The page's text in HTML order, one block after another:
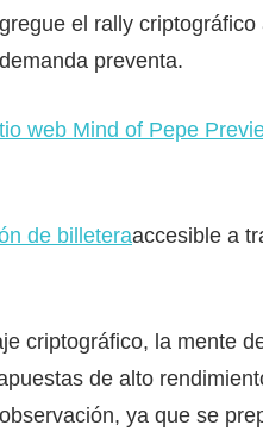
el rally criptográfico
preventa.
web Mind of Pepe
de billeteraaccesible a
criptográfico, la mente
de alto
ya que se